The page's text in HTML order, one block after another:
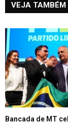
VEJA TAMBÉM
Bancada de MT